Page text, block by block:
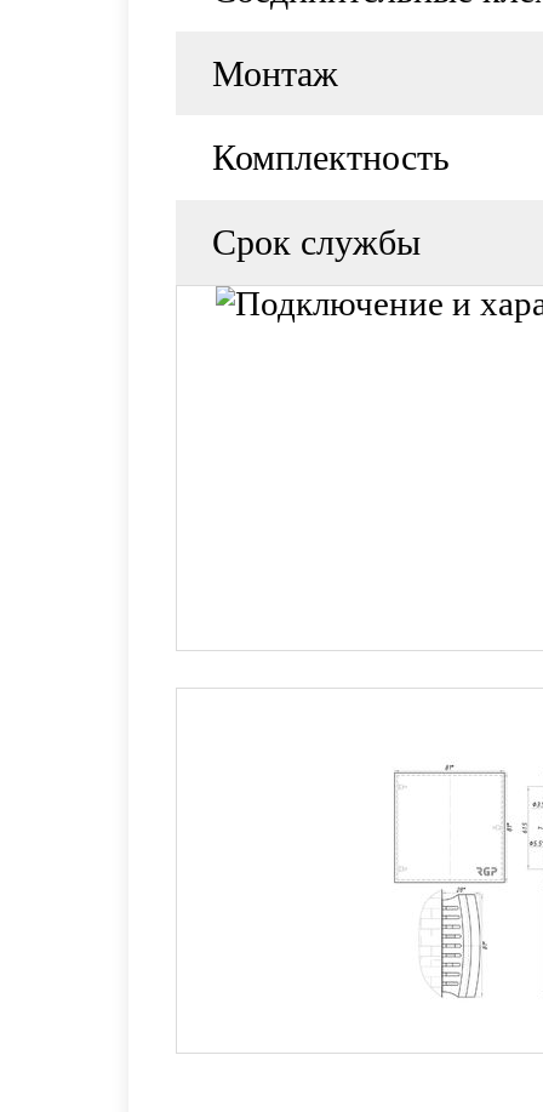
Монтаж
Комплектность
Срок службы